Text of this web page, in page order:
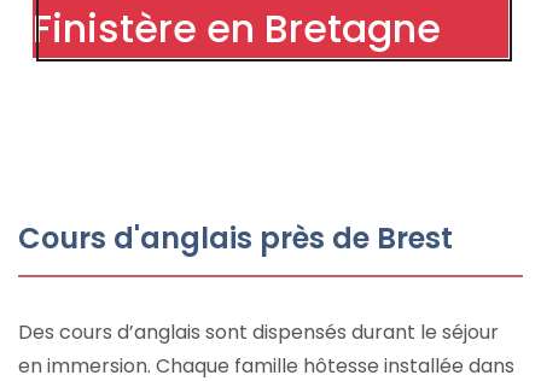
Finistère en Bretagne
Cours d'anglais près de Brest
Des cours d’anglais sont dispensés durant le séjour
en immersion. Chaque famille hôtesse installée dans